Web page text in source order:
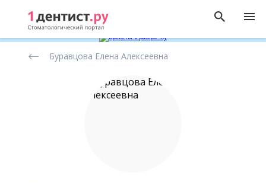
стоматологов
Буравцова Елена Алексеевна